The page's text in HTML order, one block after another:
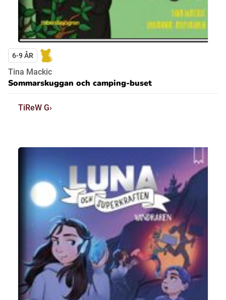
6-9 ÅR
Tina Mackic
Sommarskuggan och camping-buset
TiReW G